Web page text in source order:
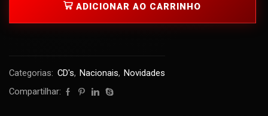
ADICIONAR AO CARRINHO
Categorias: CD's, Nacionais, Novidades
Compartilhar: